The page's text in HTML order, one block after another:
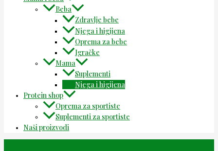
Beba
Zdravlje bebe
Njega i higijena
Oprema za bebe
Igračke
Mama
Suplementi
Njega i higijena
Protein shop
Oprema za sportiste
Suplementi za sportiste
Naši proizvodi